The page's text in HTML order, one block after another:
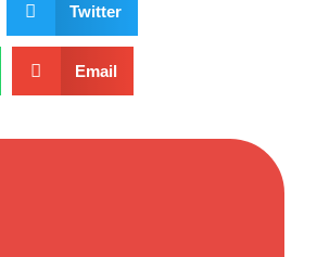
Twitter
Email